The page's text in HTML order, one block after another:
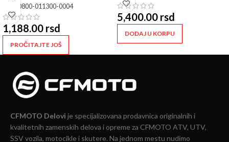
0800-011300-0004
1,188.00 rsd
PROČITAJTE JOŠ
5,400.00 rsd
DODAJ U KORPU
CFMOTO Delovi je specijalizovana prodavnica originalnih i
kvalitetnih zamenskih delova i opreme za CFMOTO ATV, UTV,
SSV vozila, motocikle i skutere. Na jednom mestu nudimo